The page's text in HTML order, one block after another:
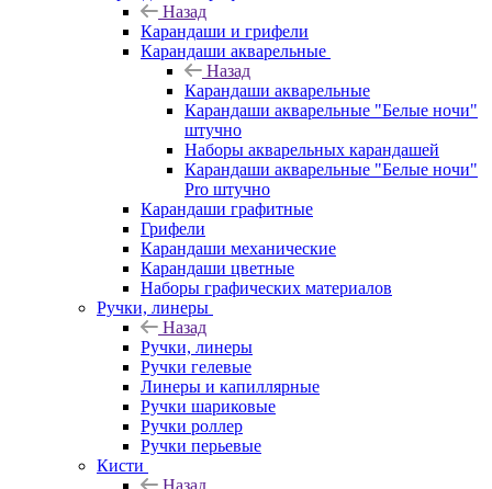
Назад
Карандаши и грифели
Карандаши акварельные
Назад
Карандаши акварельные
Карандаши акварельные "Белые ночи"
штучно
Наборы акварельных карандашей
Карандаши акварельные "Белые ночи"
Pro штучно
Карандаши графитные
Грифели
Карандаши механические
Карандаши цветные
Наборы графических материалов
Ручки, линеры
Назад
Ручки, линеры
Ручки гелевые
Линеры и капиллярные
Ручки шариковые
Ручки роллер
Ручки перьевые
Кисти
Назад